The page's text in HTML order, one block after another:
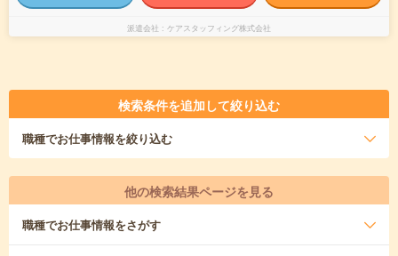
派遣会社 ケアスタッフィング株式会社
検索条件を追加して絞り込む
職種でお仕事情報を絞り込む
他の検索結果ページを見る
職種でお仕事情報をさがす